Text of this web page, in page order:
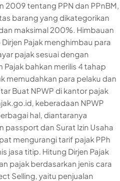
2009 tentang PPN dan PPnBM,
barang yang dikategorikan
maksimal 200%. Himbauan
Dirjen Pajak menghimbau para
pajak sesuai dengan
Pajak bahkan merilis 4 tahap
memudahkan para pelaku dan
Buat NPWP di kantor pajak
keberadaan NPWP
hal, diantaranya
passport dan Surat Izin Usaha
mengurangi tarif pajak PPh
jasa titip. Hitung Dirjen Pajak
pajak berdasarkan jenis cara
Selling, yaitu penjualan